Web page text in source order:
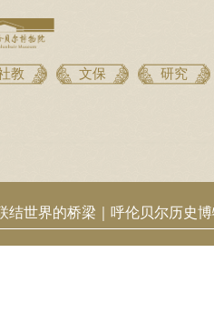
教 文保 研究
结世界的桥梁｜呼伦贝尔历史